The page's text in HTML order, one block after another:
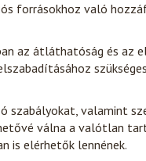
forrásokhoz való
az átláthatóság és az
szabályokat, valamint
válna a valótlan
is elérhetők lennének.